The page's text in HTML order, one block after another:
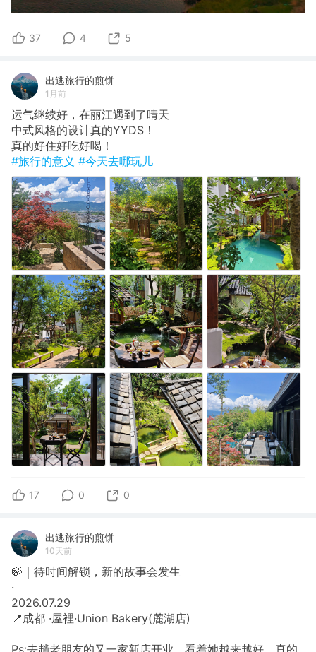
37 4 5
出逃旅行的煎饼
1月前
运气继续好，在丽江遇到了晴天
​中式风格的设计真的YYDS！
​真的好住好吃好喝！
#旅行的意义 #今天去哪玩儿
17 0 0
出逃旅行的煎饼
10天前
🍃｜待时间解锁，新的故事会发生
​·
​2026.07.29
​📍成都 ·屋裡·Union Bakery(麓湖店)